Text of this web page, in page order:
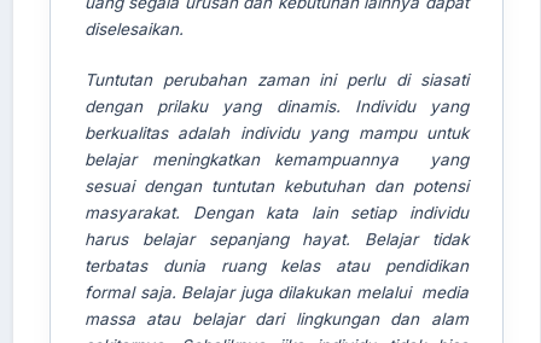
diselesaikan.
Tuntutan perubahan zaman ini perlu di siasati
dengan prilaku yang dinamis. Individu yang
berkualitas adalah individu yang mampu untuk
belajar meningkatkan kemampuannya yang
sesuai dengan tuntutan kebutuhan dan potensi
masyarakat. Dengan kata lain setiap individu
harus belajar sepanjang hayat. Belajar tidak
terbatas dunia ruang kelas atau pendidikan
formal saja. Belajar juga dilakukan melalui media
massa atau belajar dari lingkungan dan alam
AI Assistant JIPS
Welcome to Jurnal Pendidikan
Scholastic
05:56 PM